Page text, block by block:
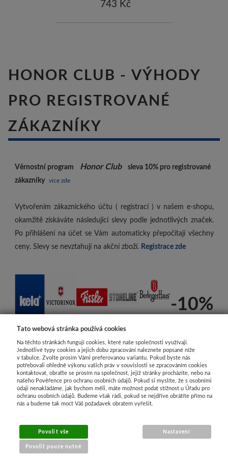
743 Kč
HONOR CLUB - VÝHODY
PRO REGISTROVANÉ
ZÁKAZNÍKY
Věrnostní program Honor Club sleva 10% pro registrované
zákazníky více zde
Vytvořením zákaznického účtu ( registrací ) v našem e-shopu,
okamžitě získáváte následující slevy podle jednotlivých značek.
Po přihlášení na účet se Vám automaticky přepočítají všechny
ceny. Slevy se nevztahují na akční zboží. Registrace zde
-10%
Tato webová stránka používá cookies
Na těchto stránkách fungují cookies, které naše společnosti využívají.
Jednotlivé typy cookies a jejich dobu zpracování naleznete popsané níže
v tabulce. Zvolte prosím Vámi preferovanou variantu. Pokud byste nás
potřebovali ohledně výkonu vašich práv v souvislosti se zpracováním cookies
kontaktovat, obraťte se prosím na společnost, jejíž stránky procházíte, nebo na
našeho Pověřence pro ochranu osobních údajů. Pokud si myslíte, že s osobními
údaji nenakládáme, jak bychom měli, máte možnost podat stížnost u Úřadu pro
ochranu osobních údajů. Budeme však rádi, pokud se nejdříve obrátíte přímo na
nás a budeme tak moct Váš požadavek obratem vyřešit.
Povolit vše
Povolit pouze nutné
Nastavení